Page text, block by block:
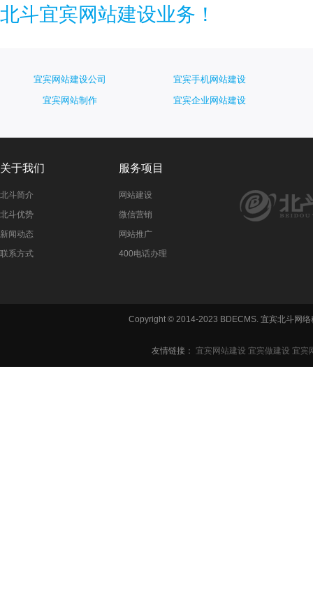
北斗宜宾网站建设业务！
宜宾网站建设公司
宜宾手机网站建设
宜宾网站制作
宜宾企业网站建设
关于我们
北斗简介
北斗优势
新闻动态
联系方式
服务项目
网站建设
微信营销
网站推广
400电话办理
Copyright © 2014-2023 BDECMS. 宜宾北斗网
友情链接： 宜宾网站建设 宜宾做建设 宜宾